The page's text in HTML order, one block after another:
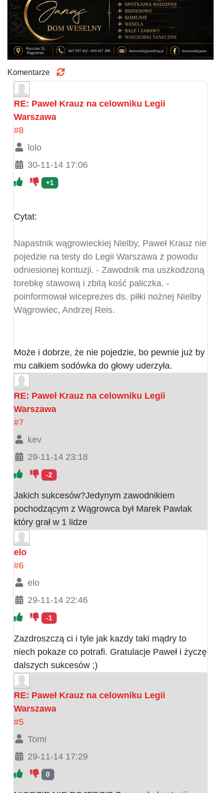
Komentarze
RE: Paweł Krauz na celowniku Legii
Warszawa
#8
lolo
30-11-14 17:06
+1
Cytat:
Napastnik wągrowieckiej Nielby, Paweł Krauz nie
pojedzie na testy do Legii Warszawa z powodu
odniesionej kontuzji. - Zawodnik ma uszkodzoną
torebkę stawową i zbitą kość paliczka. -
poinformował wiceprezes ds. piłki nożnej Nielby
Wągrowiec, Andrzej Reis.
Może i dobrze, że nie pojedzie, bo pewnie już by
mu całkiem sodówka do głowy uderzyła.
RE: Paweł Krauz na celowniku Legii
Warszawa
#7
kev
29-11-14 23:18
-2
Jakich sukcesów?Jedynym zawodnikiem
pochodzącym z Wągrowca był Marek Pawlak
który grał w 1 lidze
elo
#6
elo
29-11-14 22:46
-1
Zazdroszczą ci i tyle jak kazdy taki mądry to
niech pokaze co potrafi. Gratulacje Paweł i życzę
dalszych sukcesów ;)
RE: Paweł Krauz na celowniku Legii
Warszawa
#5
Tomi
29-11-14 17:29
0